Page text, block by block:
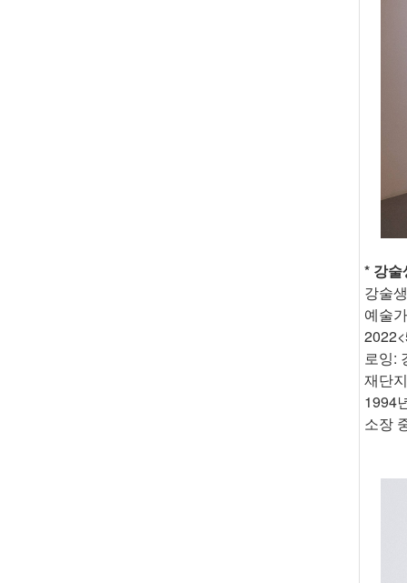
* 강
강술
예술
로잉:
재단
1994
소장